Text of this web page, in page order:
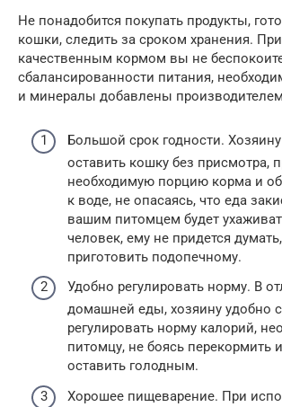
Не понадобится покупать продукты,
кошки, следить за сроком хранения.
качественным кормом вы не
сбалансированности питания,
и минералы добавлены
Большой срок годности.
оставить кошку без присмотра,
необходимую порцию корма и
к воде, не опасаясь, что еда
вашим питомцем будет
человек, ему не придется
приготовить подопечному.
Удобно регулировать норму. В
домашней еды, хозяину удобно
регулировать норму калорий,
питомцу, не боясь перекормить
оставить голодным.
Хорошее пищеварение. При